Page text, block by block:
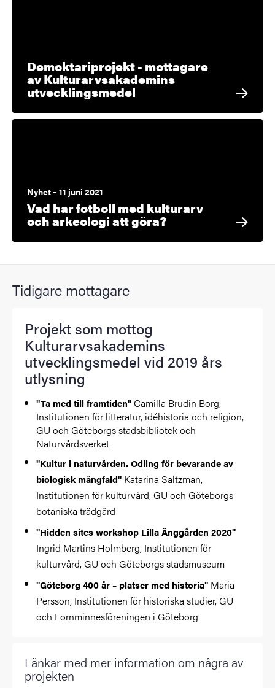
Demoktariprojekt - mottagare
av Kulturarvsakademins
utvecklingsmedel
Nyhet – 11 juni 2021
Vad har fotboll med kulturarv
och arkeologi att göra?
Tidigare mottagare
Projekt som mottog
Kulturarvsakademins
utvecklingsmedel vid 2019 års
utlysning
"Ta med till framtiden"Camilla Brudin Borg,
Institutionen för litteratur, idéhistoria och religion,
GU och Göteborgs stadsbibliotek och
Naturvårdsverket
"Kultur i naturvården. Odling för bevarande av
biologisk mångfald" Katarina Saltzman,
Institutionen för kulturvård, GU och Göteborgs
botaniska trädgård
"Hidden sites workshop Lilla Änggården 2020"
Ingrid Martins Holmberg, Institutionen för
kulturvård, GU och Göteborgs stadsmuseum
"Göteborg 400 år – platser med historia" Maria
Persson, Institutionen för historiska studier, GU
och Fornminnesföreningen i Göteborg
Länkar med mer information om några av
projekten